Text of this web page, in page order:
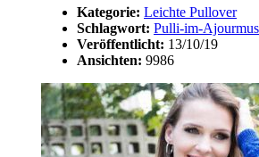
Kategorie: Leichte Pullover
Schlagwort: Pulli-im-
Veröffentlicht: 13/10/19
Ansichten: 9986